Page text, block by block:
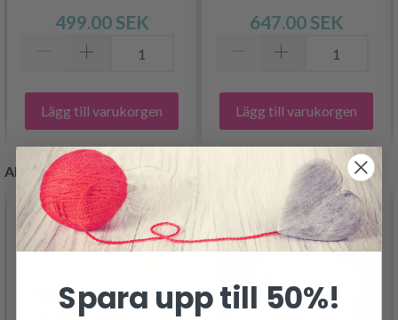
499.00 SEK
Lägg till varukorgen
647.00 SEK
Lägg till varukorgen
ANDRA KUNDER KÖPTE
Spara upp till 50%!